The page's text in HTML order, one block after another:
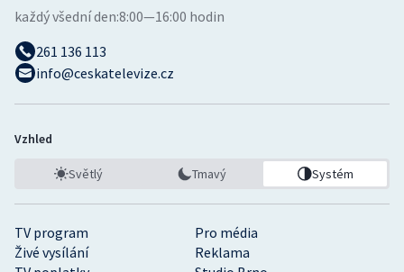
TV program
Pro média
Živé vysílání
Reklama
každý všední den:8:00—16:00 hodin
261 136 113
info@ceskatelevize.cz
Vzhled
Světlý Tmavý Systém